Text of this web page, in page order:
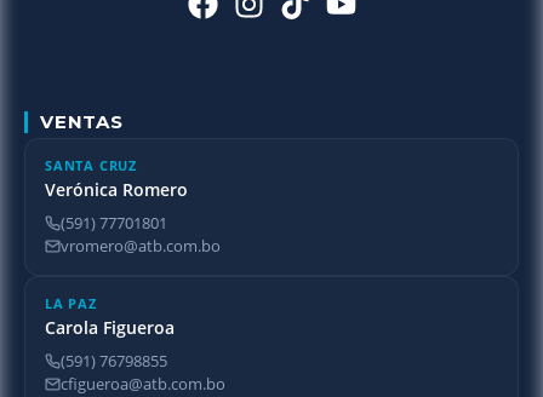
VENTAS
SANTA CRUZ
Verónica Romero
(591) 77701801
vromero@atb.com.bo
LA PAZ
Carola Figueroa
(591) 76798855
cfigueroa@atb.com.bo